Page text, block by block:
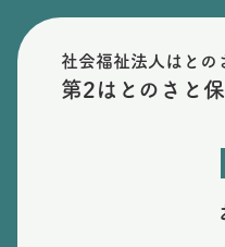
社会福祉法人はとの
第2はとのさと